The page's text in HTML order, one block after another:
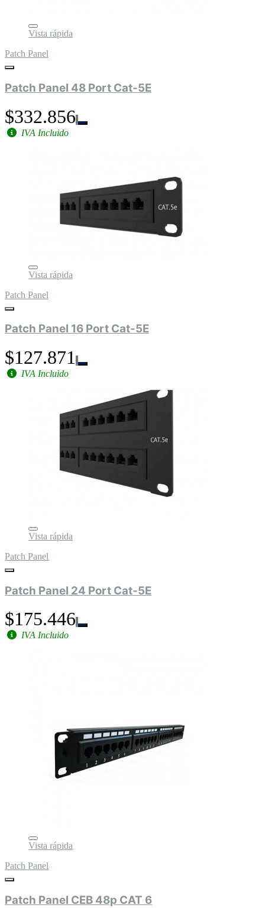
Vista rápida
Patch Panel
Patch Panel 48 Port Cat-5E
$332.856
IVA Incluido
Vista rápida
Patch Panel
Patch Panel 16 Port Cat-5E
$127.871
IVA Incluido
Vista rápida
Patch Panel
Patch Panel 24 Port Cat-5E
$175.446
IVA Incluido
Vista rápida
Patch Panel
Patch Panel CEB 48p CAT 6